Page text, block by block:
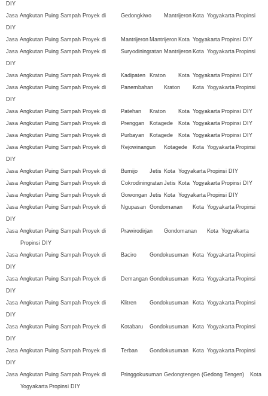
DIY
Jasa Angkutan Puing Sampah Proyek di
Gedongkiwo Mantrijeron Kota Yogyakarta Propinsi
DIY
Jasa Angkutan Puing Sampah Proyek di
Mantrijeron Mantrijeron Kota Yogyakarta Propinsi DIY
Jasa Angkutan Puing Sampah Proyek di
Suryodiningratan Mantrijeron Kota Yogyakarta Propinsi
DIY
Jasa Angkutan Puing Sampah Proyek di
Kadipaten Kraton Kota Yogyakarta Propinsi DIY
Jasa Angkutan Puing Sampah Proyek di
Panembahan Kraton Kota Yogyakarta Propinsi
DIY
Jasa Angkutan Puing Sampah Proyek di
Patehan Kraton Kota Yogyakarta Propinsi DIY
Jasa Angkutan Puing Sampah Proyek di
Prenggan Kotagede Kota Yogyakarta Propinsi DIY
Jasa Angkutan Puing Sampah Proyek di
Purbayan Kotagede Kota Yogyakarta Propinsi DIY
Jasa Angkutan Puing Sampah Proyek di
Rejowinangun Kotagede Kota Yogyakarta Propinsi
DIY
Jasa Angkutan Puing Sampah Proyek di
Bumijo Jetis Kota Yogyakarta Propinsi DIY
Jasa Angkutan Puing Sampah Proyek di
Cokrodiningratan Jetis Kota Yogyakarta Propinsi DIY
Jasa Angkutan Puing Sampah Proyek di
Gowongan Jetis Kota Yogyakarta Propinsi DIY
Jasa Angkutan Puing Sampah Proyek di
Ngupasan Gondomanan Kota Yogyakarta Propinsi
DIY
Jasa Angkutan Puing Sampah Proyek di
Prawirodirjan Gondomanan Kota Yogyakarta
Propinsi DIY
Jasa Angkutan Puing Sampah Proyek di
Baciro Gondokusuman Kota Yogyakarta Propinsi
DIY
Jasa Angkutan Puing Sampah Proyek di
Demangan Gondokusuman Kota Yogyakarta Propinsi
DIY
Jasa Angkutan Puing Sampah Proyek di
Klitren Gondokusuman Kota Yogyakarta Propinsi
DIY
Jasa Angkutan Puing Sampah Proyek di
Kotabaru Gondokusuman Kota Yogyakarta Propinsi
DIY
Jasa Angkutan Puing Sampah Proyek di
Terban Gondokusuman Kota Yogyakarta Propinsi
DIY
Jasa Angkutan Puing Sampah Proyek di
Pringgokusuman Gedongtengen (Gedong Tengen)
Kota
Yogyakarta Propinsi DIY